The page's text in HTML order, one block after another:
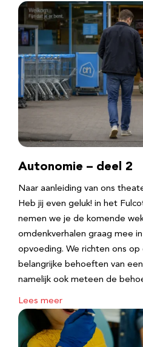
Autonomie – deel 2
Naar aanleiding van ons
Heb jij even geluk! in het
nemen we je de komende
omdenkverhalen graag mee
opvoeding. We richten ons
belangrijke behoeften van
namelijk ook meteen de
Lees meer